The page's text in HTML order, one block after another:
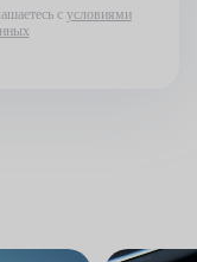
с условиями